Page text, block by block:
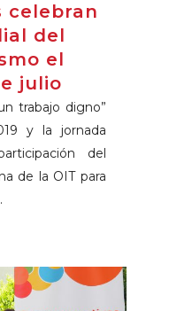
celebran
del
el
julio
trabajo digno”
y la jornada
del
de la OIT para